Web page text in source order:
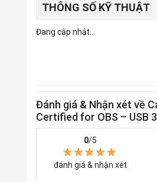
THÔNG SỐ KỸ THUẬT
Đang cập nhật...
Đánh giá & Nhận xét về
Certified for OBS – USB
0/5
đánh giá & nhận xét